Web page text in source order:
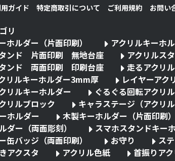
ガイド 特定商取引について ご利用規約 お問い
リ
ホルダー（片面印刷）
アクリルキーホ
タンド 片面印刷 無地台座
アクリルス
タンド 両面印刷 印刷台座
走るアクリ
リルキーホルダー3mm厚
レイヤーアク
リルキーホルダー
ぐるぐる回転アクリ
リルブロック
キャラステージ（アクリル
ホルダー
木製キーホルダー（片面印刷）
ダー（両面彫刻）
スマホスタンドキー
缶バッジ（両面印刷）
お守り ス
アクスタ
アクリル色紙 首振りア